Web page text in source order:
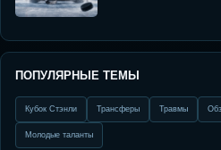
ПОПУЛЯРНЫЕ ТЕМЫ
Кубок Стэнли Трансферы Травмы
Молодые таланты